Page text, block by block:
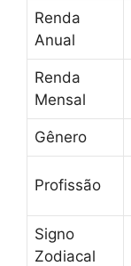
Renda
Anual
Renda
Mensal
Gênero
Profissão
Signo
Zodiacal